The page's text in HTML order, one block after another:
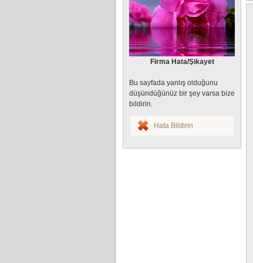
Firma Hata/Şikayet
Bu sayfada yanlış olduğunu
düşündüğünüz bir şey varsa bize
bildirin.
Hata Bildirin